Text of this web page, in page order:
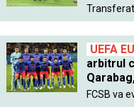
Transferat
UEFA
arbitrul
FCSB va